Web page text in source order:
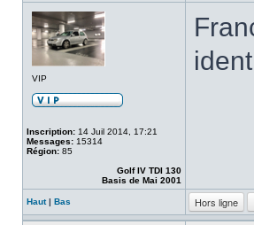
VIP
Inscription: 14 Juil 2014, 17:21
Messages: 15314
Région: 85
Golf IV TDI 130
Basis de Mai 2001
Haut| Bas Hors ligne